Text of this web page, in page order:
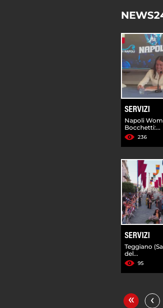
SERVIZI
Napoli
Bocchetti:...
236
SERVIZI
Teggiano
del...
95
« ‹